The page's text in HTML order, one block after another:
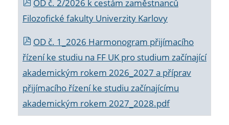
OD č. 2/2026 k cestám zaměstnanců
Filozofické fakulty Univerzity Karlovy
OD č. 1_2026 Harmonogram přijímacího
řízení ke studiu na FF UK pro studium začínající
akademickým rokem 2026_2027 a příprav
přijímacího řízení ke studiu začínajícímu
akademickým rokem 2027_2028.pdf